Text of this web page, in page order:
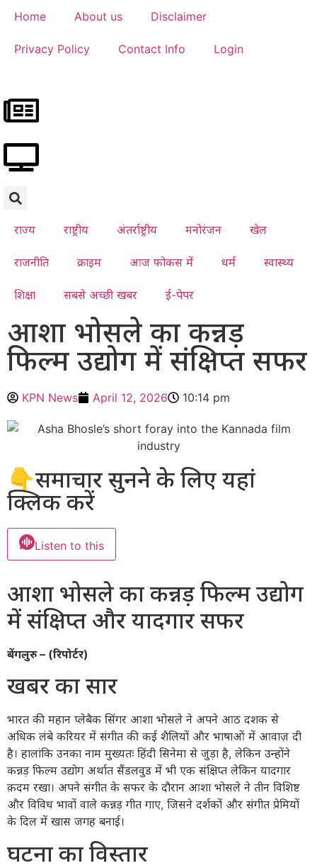
Home About us Disclaimer
Privacy Policy Contact Info Login
राज्य राष्ट्रीय अंतर्राष्ट्रीय मनोरंजन खेल
राजनीति क्राइम आज फोकस में धर्म स्वास्थ्य
शिक्षा सबसे अच्छी खबर ई-पेपर
आशा भोसले का कन्नड़
फिल्म उद्योग में संक्षिप्त सफर
KPN News April 12, 2026 10:14 pm
👇समाचार सुनने के लिए यहां
क्लिक करें
Listen to this
आशा भोसले का कन्नड़ फिल्म उद्योग
में संक्षिप्त और यादगार सफर
बेंगलुरु – (रिपोर्टर)
खबर का सार
भारत की महान प्लेबैक सिंगर आशा भोसले ने अपने आठ दशक से
अधिक लंबे करियर में संगीत की कई शैलियों और भाषाओं में आवाज़ दी
है। हालांकि उनका नाम मुख्यतः हिंदी सिनेमा से जुड़ा है, लेकिन उन्होंने
कन्नड़ फिल्म उद्योग अर्थात सैंडलवुड में भी एक संक्षिप्त लेकिन यादगार
क़दम रखा। अपने संगीत के सफर के दौरान आशा भोसले ने तीन विशिष्ट
और विविध भावों वाले कन्नड़ गीत गाए, जिसने दर्शकों और संगीत प्रेमियों
के दिल में खास जगह बनाई।
घटना का विस्तार